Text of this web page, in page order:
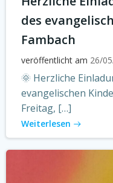
des
Fambach
veröffentlicht am 26/
🌞 Herzliche
evangelischen
Freitag, […]
Weiterlesen